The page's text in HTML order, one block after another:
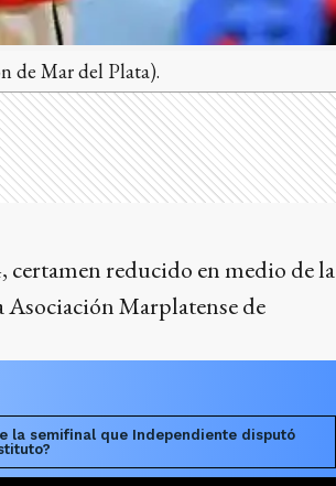
de Mar del Plata).
certamen reducido en medio de la
Marplatense de
la semifinal que Independiente disputó